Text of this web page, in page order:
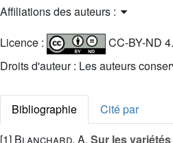
Affiliations des auteurs :
Licence :
CC-BY-ND
Droits d'auteur : Les auteurs
Bibliographie
Cité par
[1] Blanchard, A. Sur les